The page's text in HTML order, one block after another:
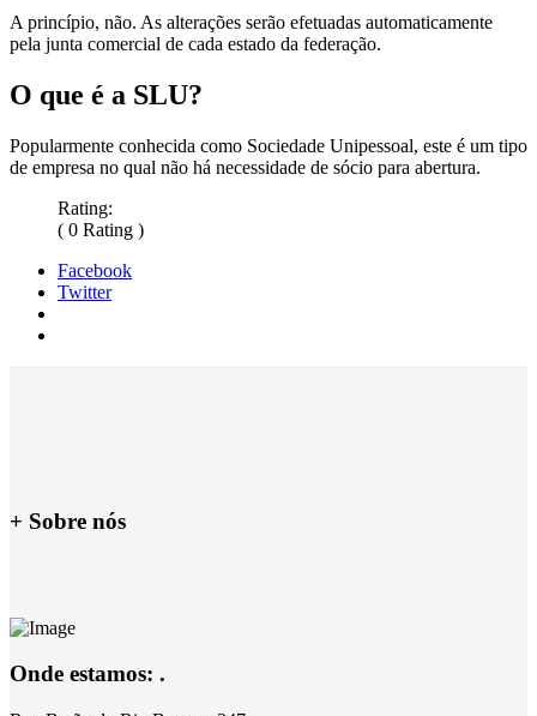
A princípio, não. As alterações serão efetuadas automaticamente
pela junta comercial de cada estado da federação.
O que é a SLU?
Popularmente conhecida como Sociedade Unipessoal, este é um tipo
de empresa no qual não há necessidade de sócio para abertura.
Rating:
( 0 Rating )
Facebook
Twitter
+ Sobre nós
Onde estamos: .